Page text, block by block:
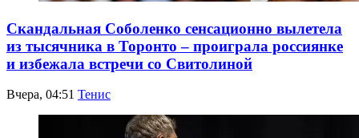
Скандальная Соболенко сенсационно вылетела
из тысячника в Торонто – проиграла россиянке
и избежала встречи со Свитолиной
Вчера, 04:51 Тенис